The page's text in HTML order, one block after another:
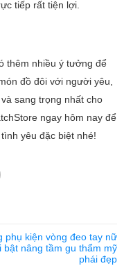
tiếp rất tiện lợi.
thêm nhiều ý tưởng để
đồ đôi với người yêu​,
sang trọng nhất cho
ngay hôm nay để
yêu đặc biệt nhé!
phụ kiện vòng đeo tay nữ
bật nâng tầm gu thẩm mỹ
phái đẹp